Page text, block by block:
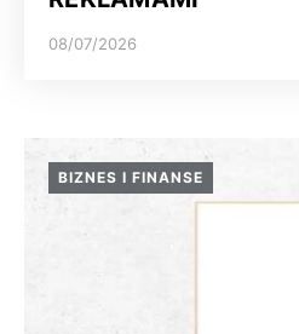
08/07/2026
BIZNES I FINANSE